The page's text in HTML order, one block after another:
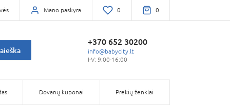
Mano paskyra 0 0
+370 652 30200
info@babycity.lt
I-V: 9:00-16:00
Dovanų kuponai Prekių ženklai